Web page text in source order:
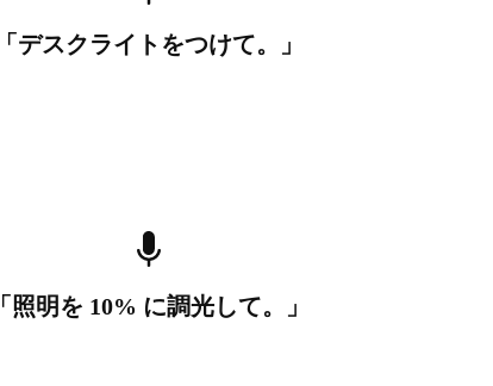
「デスクライトをつけて。」
「照明を 10% に調光して。」